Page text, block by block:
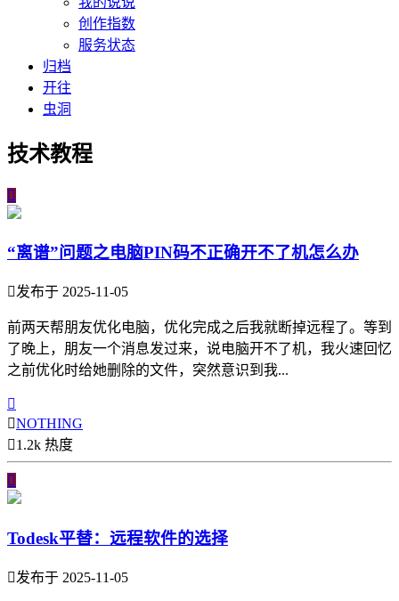
创作指数
服务状态
归档
开往
虫洞
技术教程

“离谱”问题之电脑PIN码不正确开不了机怎么办
发布于 2025-11-05
前两天帮朋友优化电脑，优化完成之后我就断掉远程了。等到
了晚上，朋友一个消息发过来，说电脑开不了机，我火速回忆
之前优化时给她删除的文件，突然意识到我...

NOTHING
1.2k 热度

Todesk平替：远程软件的选择
发布于 2025-11-05